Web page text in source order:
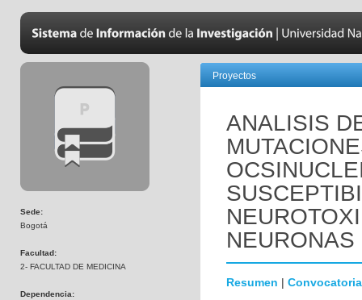
Sede:
Bogotá
Facultad:
2- FACULTAD DE MEDICINA
Dependencia:
Proyectos
ANALISIS
Resumen | Convocatoria